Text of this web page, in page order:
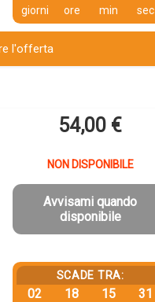
giorni ore min sec
l'offerta
54,00 €
NON DISPONIBILE
Avvisami quando
disponibile
SCADE TRA:
02 18 15 30